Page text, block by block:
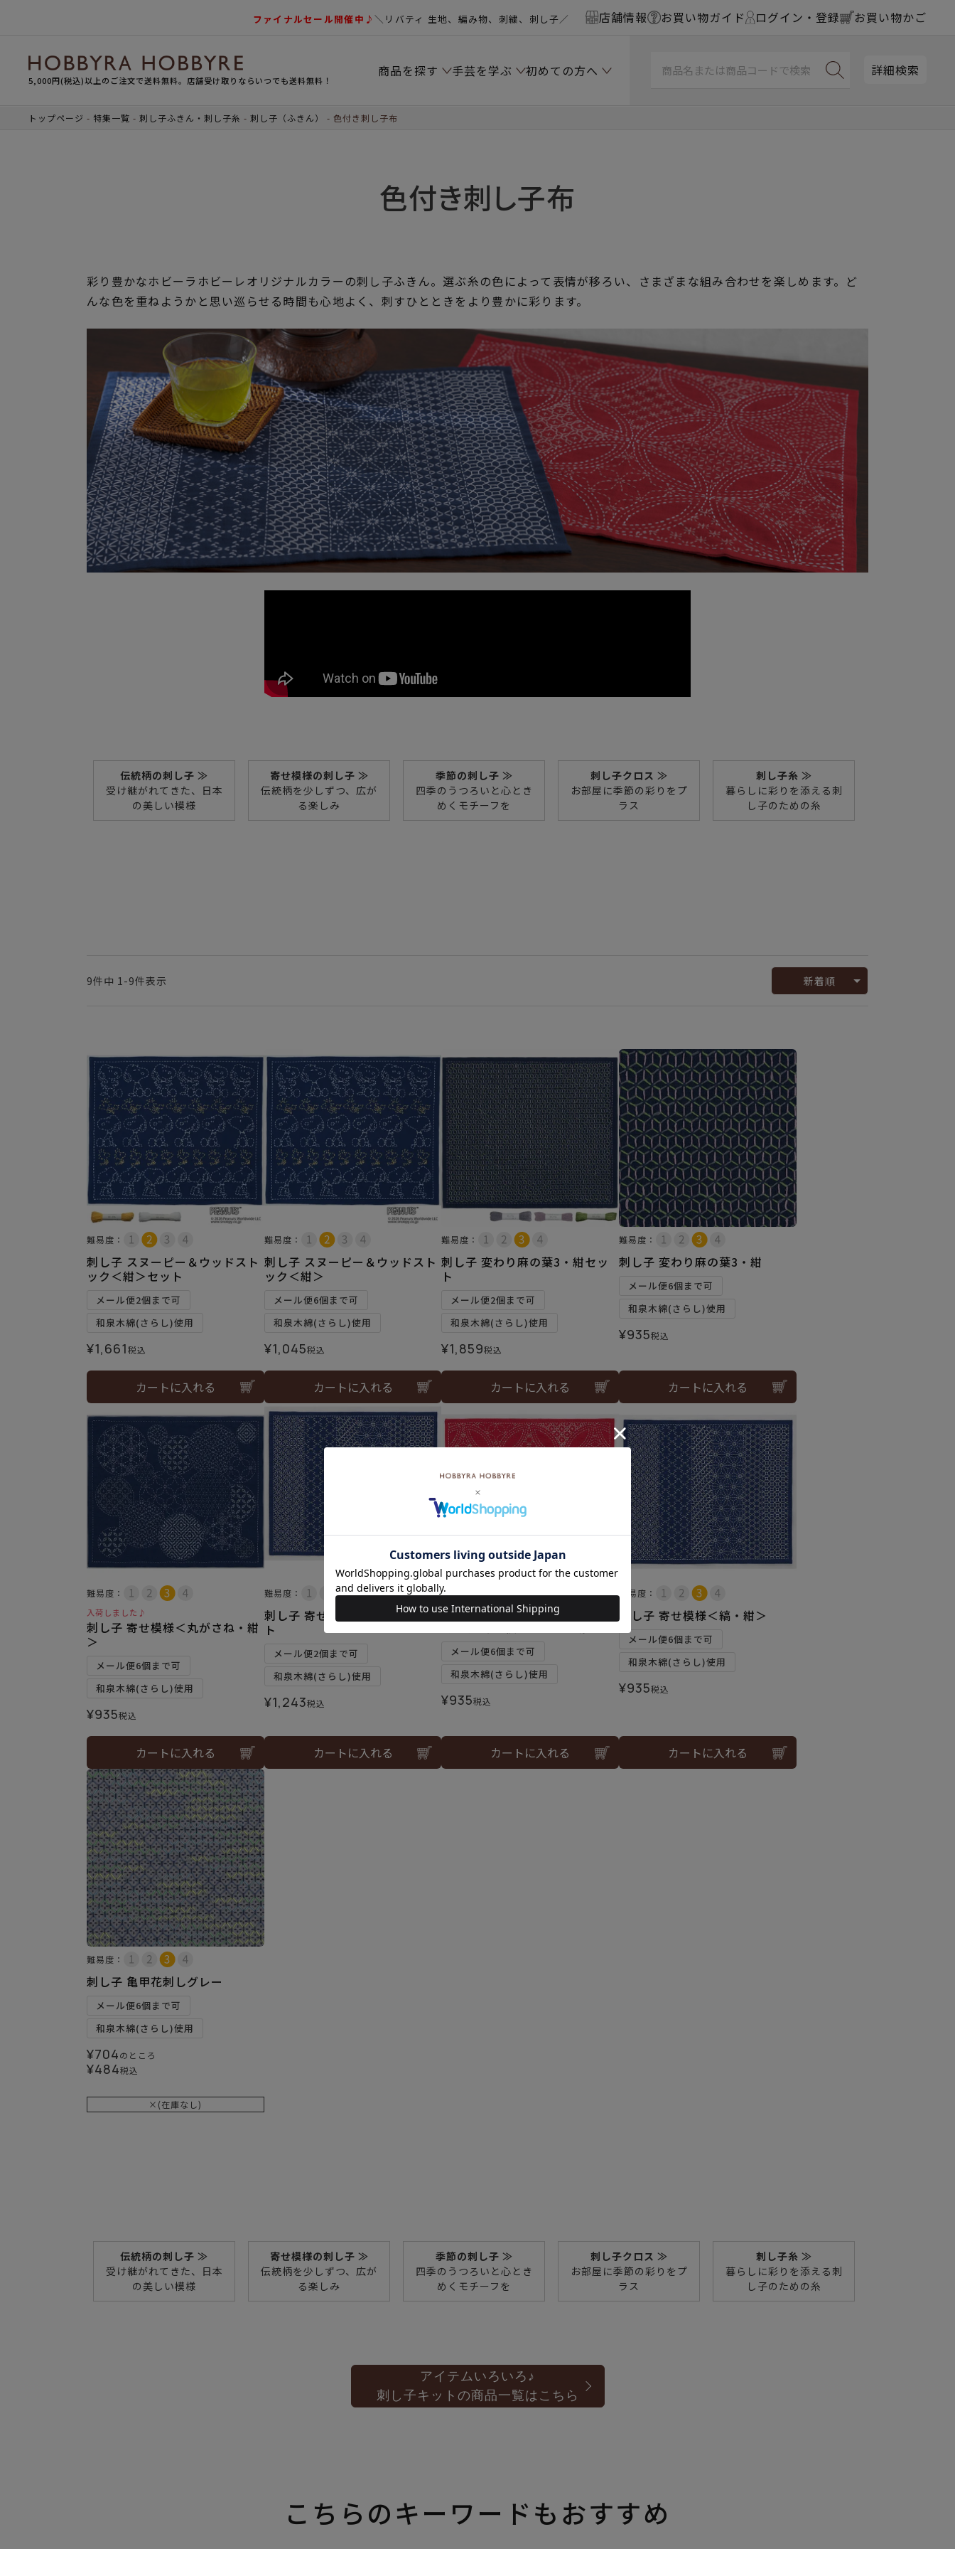
ファイナルセール開催中♪＼リバティ 生地、編み物、刺繍、刺し子／ 店舗情報 お買い物ガイド ログイン・登録 お買い物かご
5,000円(税込)以上のご注文で送料無料。店舗受け取りならいつでも送料無料！
商品を探す 手芸を学ぶ 初めての方へ 詳細検索
トップページ 特集一覧 刺し子ふきん・刺し子糸 刺し子（ふきん） 色付き刺し子布
色付き刺し子布
彩り豊かなホビーラホビーレオリジナルカラーの刺し子ふきん。選ぶ糸の色によって表情が移ろい、さまざまな組み合わせを楽しめます。ど
んな色を重ねようかと思い巡らせる時間も心地よく、刺すひとときをより豊かに彩ります。
伝統柄の刺し子 ≫
受け継がれてきた、日本
の美しい模様
寄せ模様の刺し子 ≫
伝統柄を少しずつ、広が
る楽しみ
季節の刺し子 ≫
四季のうつろいと心とき
めくモチーフを
刺し子クロス ≫
お部屋に季節の彩りをプ
ラス
刺し子糸 ≫
暮らしに彩りを添える刺
し子のための糸
新着順
9件中 1 -9件表示
難易度：
刺し子 スヌーピー＆ウッドスト
ック＜紺＞セット
メール便2個まで可
和泉木綿(さらし)使用
¥1,661税込
カートに入れる
難易度：
刺し子 スヌーピー＆ウッドスト
ック＜紺＞
メール便6個まで可
和泉木綿(さらし)使用
¥1,045税込
カートに入れる
難易度：
刺し子 変わり麻の葉3・紺セッ
ト
メール便2個まで可
和泉木綿(さらし)使用
¥1,859税込
カートに入れる
難易度：
刺し子 変わり麻の葉3・紺
メール便6個まで可
和泉木綿(さらし)使用
¥935税込
カートに入れる
難易度：
入荷しました♪
刺し子 寄せ模様＜丸がさね・紺
＞
メール便6個まで可
和泉木綿(さらし)使用
¥935税込
カートに入れる
難易度：
刺し子 寄せ模様＜縞・紺＞セッ
ト
メール便2個まで可
和泉木綿(さらし)使用
¥1,243税込
カートに入れる
難易度：
入荷しました♪
メール便6個まで可
和泉木綿(さらし)使用
¥935税込
カートに入れる
難易度：
刺し子 寄せ模様＜縞・紺＞
メール便6個まで可
和泉木綿(さらし)使用
¥935税込
カートに入れる
難易度：
刺し子 亀甲花刺しグレー
メール便6個まで可
和泉木綿(さらし)使用
¥704のところ
¥484税込
×(在庫なし)
伝統柄の刺し子 ≫
受け継がれてきた、日本
の美しい模様
寄せ模様の刺し子 ≫
伝統柄を少しずつ、広が
る楽しみ
季節の刺し子 ≫
四季のうつろいと心とき
めくモチーフを
刺し子クロス ≫
お部屋に季節の彩りをプ
ラス
刺し子糸 ≫
暮らしに彩りを添える刺
し子のための糸
アイテムいろいろ♪
刺し子キットの商品一覧はこちら
こちらのキーワードもおすすめ